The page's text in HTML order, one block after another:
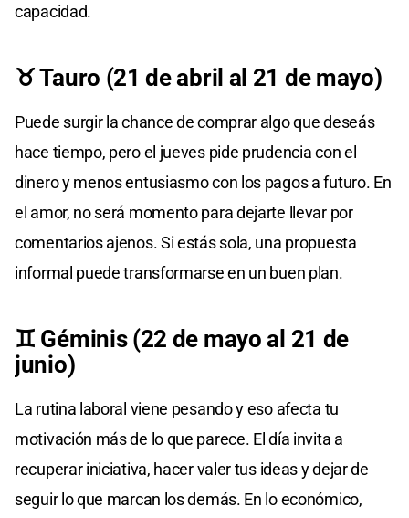
capacidad.
♉ Tauro (21 de abril al 21 de mayo)
Puede surgir la chance de comprar algo que deseás
hace tiempo, pero el jueves pide prudencia con el
dinero y menos entusiasmo con los pagos a futuro. En
el amor, no será momento para dejarte llevar por
comentarios ajenos. Si estás sola, una propuesta
informal puede transformarse en un buen plan.
♊ Géminis (22 de mayo al 21 de
junio)
La rutina laboral viene pesando y eso afecta tu
motivación más de lo que parece. El día invita a
recuperar iniciativa, hacer valer tus ideas y dejar de
seguir lo que marcan los demás. En lo económico,